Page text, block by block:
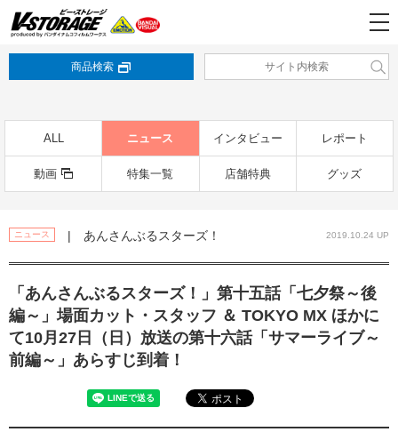
商品検索
ALL ニュース インタビュー レポート
動画 特集一覧 店舗特典 グッズ
ニュース | あんさんぶるスターズ！ 2019.10.24 UP
「あんさんぶるスターズ！」第十五話「七夕祭～後
編～」場面カット・スタッフ ＆ TOKYO MX ほかに
て10月27日（日）放送の第十六話「サマーライブ～
前編～」あらすじ到着！